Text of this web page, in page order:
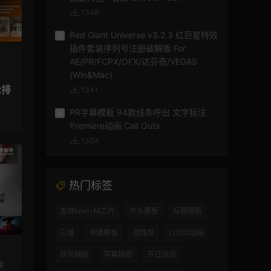
1348
Red Giant Universe v3.2.3 红巨星特效
插件套装序列号注册破解版 For
AE/PR/FCPX/OFX/达芬奇/VEGAS
(Win&Mac)
1341
PR字幕模板 94款线条呼出 文字标注
Premiere动画 Call Outs
1304
热门标签
支持Intel+M芯片 片头模板 标题模板
三维 卡通模板 游戏风 LOGO动画
商务模板 字幕模板 节日活动